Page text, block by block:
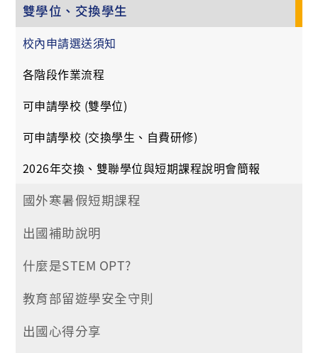
雙學位、交換學生
校內申請選送須知
各階段作業流程
可申請學校 (雙學位)
可申請學校 (交換學生、自費研修)
2026年交換、雙聯學位與短期課程說明會簡報
國外寒暑假短期課程
出國補助說明
什麼是STEM OPT?
教育部留遊學安全守則
出國心得分享